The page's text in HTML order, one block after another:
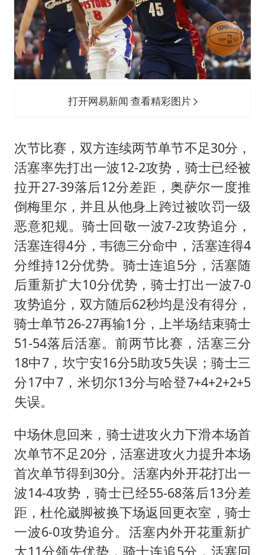
打开网易新闻 查看精彩图片
次节比赛，双方连续两节单节不足30分，
活塞率先打出一波12-2攻势，骑士已经被
拉开27-39落后12分差距，奥萨尔一度推
倒梅里尔，并且从他身上跨过被吹罚一级
恶意犯规。骑士回敬一波7-2攻势追分，
活塞连得4分，韦德三分命中，活塞连得4
分维持12分优势。骑士连追5分，活塞随
后重新扩大10分优势，骑士打出一波7-0
攻势追分，双方随后62秒均是没有得分，
骑士单节26-27再输1分，上半场结束骑士
51-54落后活塞。前两节比赛，活塞三分
18中7，坎宁安16分5助攻5失误；骑士三
分17中7，米切尔13分与哈登7+4+2+2+5
失误。
中场休息回来，骑士进攻火力下滑本场首
次单节不足20分，活塞进攻火力提升本场
首次单节得到30分。活塞内外开花打出一
波14-4攻势，骑士已经55-68落后13分差
距，杜伦崴脚被换下场返回更衣室，骑士
一波6-0攻势追分。活塞内外开花重新扩
大11分领先优势，骑士连追5分，活塞回